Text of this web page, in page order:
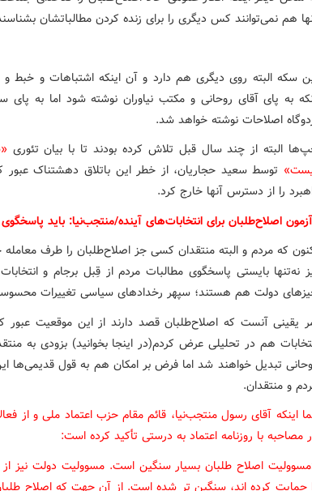
هم نمی‌توانند کس دیگری را برای زنده کردن مطالباتشان
سکه البته روی دیگری هم دارد و آن اینکه اشتباهات و
به پای آقای روحانی و مکتب نیاوران نوشته شود اما به
اصلاحات نوشته خواهد شد.
البته از چند سال قبل تلاش کرده بودند تا با بیان تئوری
توسط سعید حجاریان، از خطر این باتلاق دهشتناک عبور
را از دسترس آنها خارج کرد.
اصلاح‌‌طلبان برای انتخابات‌های آینده/منتجب‌نیا: باید
که مردم و البته منتقدان کسی جز اصلاح‌طلبان را طرف معامله
نه‌تنها بایستی پاسخگوی مطالبات مردم از قِبل برجام و
دولت هم هستند؛ سپهر رخدادهای سیاسی تغییرات
یقینی آنست که اصلاح‌طلبان قصد دارند از این موقعیت عبور
هم در تحلیلی عرض کردم(در اینجا بخوانید) بزودی به
تبدیل خواهند شد اما فرض بر امکان هم به قول
و منتقدان.
اینکه آقای رسول منتجب‌نیا، قائم مقام حزب اعتماد ملی و از
مصاحبه با روزنامه اعتماد به درستی تأکید کرده است:
اصلاح طلبان بسیار سنگین است. مسوولیت دولت نیز از
حمایت کرده اند، سنگین تر شده است. از آن جهت که اصلاح